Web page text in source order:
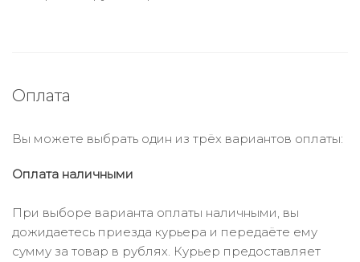
Оплата
Вы можете выбрать один из трёх вариантов оплаты:
Оплата наличными
При выборе варианта оплаты наличными, вы
дожидаетесь приезда курьера и передаёте ему
сумму за товар в рублях. Курьер предоставляет